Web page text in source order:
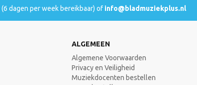
(6 dagen per week bereikbaar) of info@bladmuziekplus.nl
ALGEMEEN
Algemene Voorwaarden
Privacy en Veiligheid
Muziekdocenten bestellen